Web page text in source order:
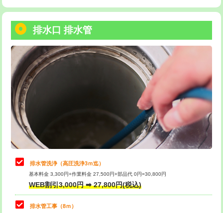
用（追加）/3ｍ超え)
給水管工事※（ライニング鋼管・銅
管・ポリ管・HT管使用/3ｍまで)
44,000円
給水管工事※（ライニング鋼管・銅
管・ポリ管・HT管使用/3ｍ超え)
+8,800円
排水管工事（土の掘削・埋め戻し作
業）
11,000円~
排水管工事（排水管工事/3ｍまで） 55,000円
排水管工事（追加 排水管工事/3ｍ超
え）
マス交換（土の掘削・埋め戻し作業）
マス交換（深さ50㎝未満）
トーラー機使用/3mまで
追加トーラー機使用/3m超え +3,300円
カメラ調査 33,000円
桝清掃 8,800円
止水・漏水調査・防水処理・清掃・修
理・調整・分解・加工など（軽作業）
11,000円
止水・漏水調査・防水処理・清掃・修
理・調整・分解・加工など（中作業）
22,000円
止水・漏水調査・防水処理・清掃・修
理・調整・分解・加工など（重作業）
33,000円
その他部品の脱着
排水口 排水管
排水管洗浄（高圧洗浄3ｍ迄）
基本料金 3,300円+作業料金 27,500円+部品代 0円=30,800円
WEB割引3,000円 ➡ 27,800円(税込)
排水管工事（8ｍ）